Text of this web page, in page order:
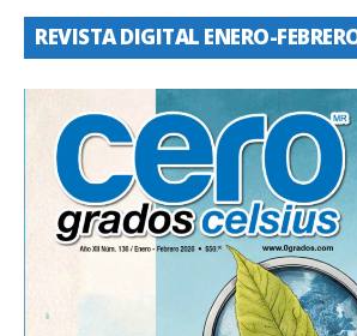
REVISTA DIGITAL ENERO-